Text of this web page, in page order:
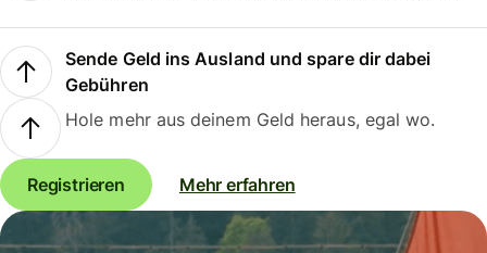
Sende Geld ins Ausland und spare dir dabei
Gebühren
Hole mehr aus deinem Geld heraus, egal wo.
Registrieren Mehr erfahren